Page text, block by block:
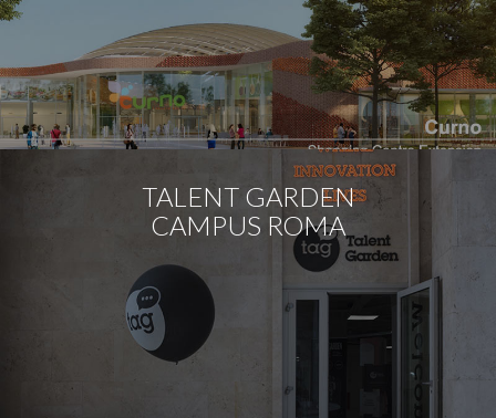
TALENT GARDEN
CAMPUS ROMA